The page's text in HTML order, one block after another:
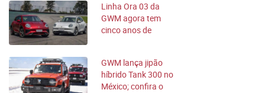
Linha Ora 03 da
GWM agora tem
cinco anos de
GWM lança jipão
híbrido Tank 300 no
México; confira o